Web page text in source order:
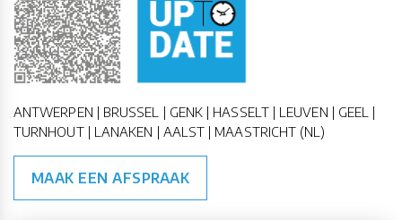
ANTWERPEN | BRUSSEL | GENK | HASSELT | LEUVEN | GEEL |
TURNHOUT | LANAKEN | AALST | MAASTRICHT (NL)
MAAK EEN AFSPRAAK